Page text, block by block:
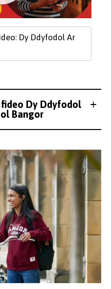
Dy Ddyfodol Ar
Dy Ddyfodol
Bangor